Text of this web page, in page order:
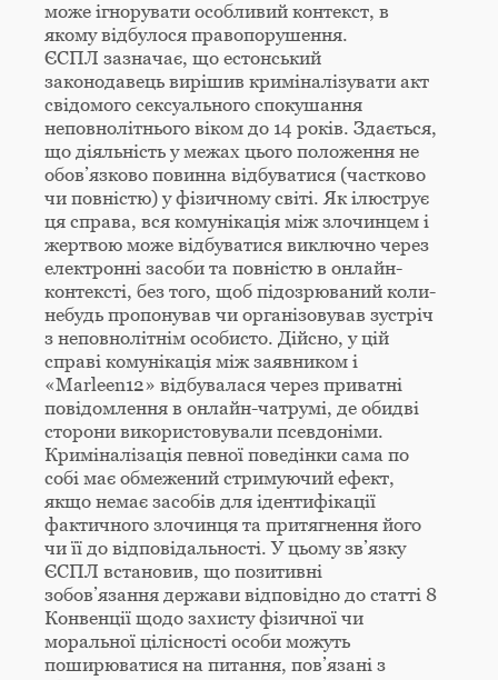
може ігнорувати особливий контекст, в
якому відбулося правопорушення.
ЄСПЛ зазначає, що естонський
законодавець вирішив криміналізувати акт
свідомого сексуального спокушання
неповнолітнього віком до 14 років. Здається,
що діяльність у межах цього положення не
обов’язково повинна відбуватися (частково
чи повністю) у фізичному світі. Як ілюструє
ця справа, вся комунікація між злочинцем і
жертвою може відбуватися виключно через
електронні засоби та повністю в онлайн-
контексті, без того, щоб підозрюваний коли-
небудь пропонував чи організовував зустріч
з неповнолітнім особисто. Дійсно, у цій
справі комунікація між заявником і
«Marleen12» відбувалася через приватні
повідомлення в онлайн-чатрумі, де обидві
сторони використовували псевдоніми.
Криміналізація певної поведінки сама по
собі має обмежений стримуючий ефект,
якщо немає засобів для ідентифікації
фактичного злочинця та притягнення його
чи її до відповідальності. У цьому зв’язку
ЄСПЛ встановив, що позитивні
зобов’язання держави відповідно до статті 8
Конвенції щодо захисту фізичної чи
моральної цілісності особи можуть
поширюватися на питання, пов’язані з